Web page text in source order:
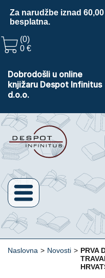
Za narudžbe iznad
besplatna.
(0)
0 €
Dobrodošli u online
knjižaru Despot Infinitus
d.o.o.
Naslovna > Novosti > PRVA